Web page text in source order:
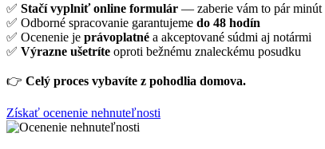
✅ Stačí vyplniť online formulár — zaberie vám to pár minút
✅ Odborné spracovanie garantujeme do 48 hodín
✅ Ocenenie je právoplatné a akceptované súdmi aj notármi
✅ Výrazne ušetríte oproti bežnému znaleckému posudku
👉 Celý proces vybavíte z pohodlia domova.
Získať ocenenie nehnuteľnosti